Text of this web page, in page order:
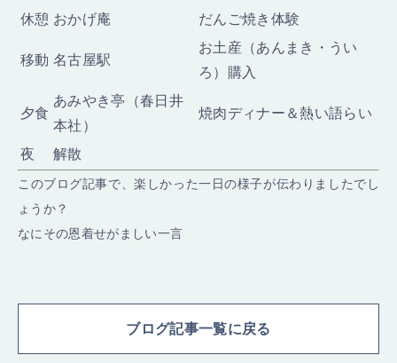
休憩 おかげ庵 だんご焼き体験
移動 名古屋駅
お土産（あんまき・うい
ろ）購入
夕食
あみやき亭（春日井
本社）
焼肉ディナー＆熱い語らい
夜 解散
このブログ記事で、楽しかった一日の様子が伝わりましたでし
ょうか？
なにその恩着せがましい一言
ブログ記事一覧に戻る